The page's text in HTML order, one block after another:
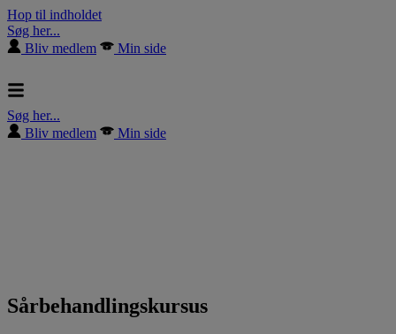
Hop til indholdet
Søg her...
Bliv medlem
Min side
Søg her...
Bliv medlem
Min side
Sårbehandlingskursus